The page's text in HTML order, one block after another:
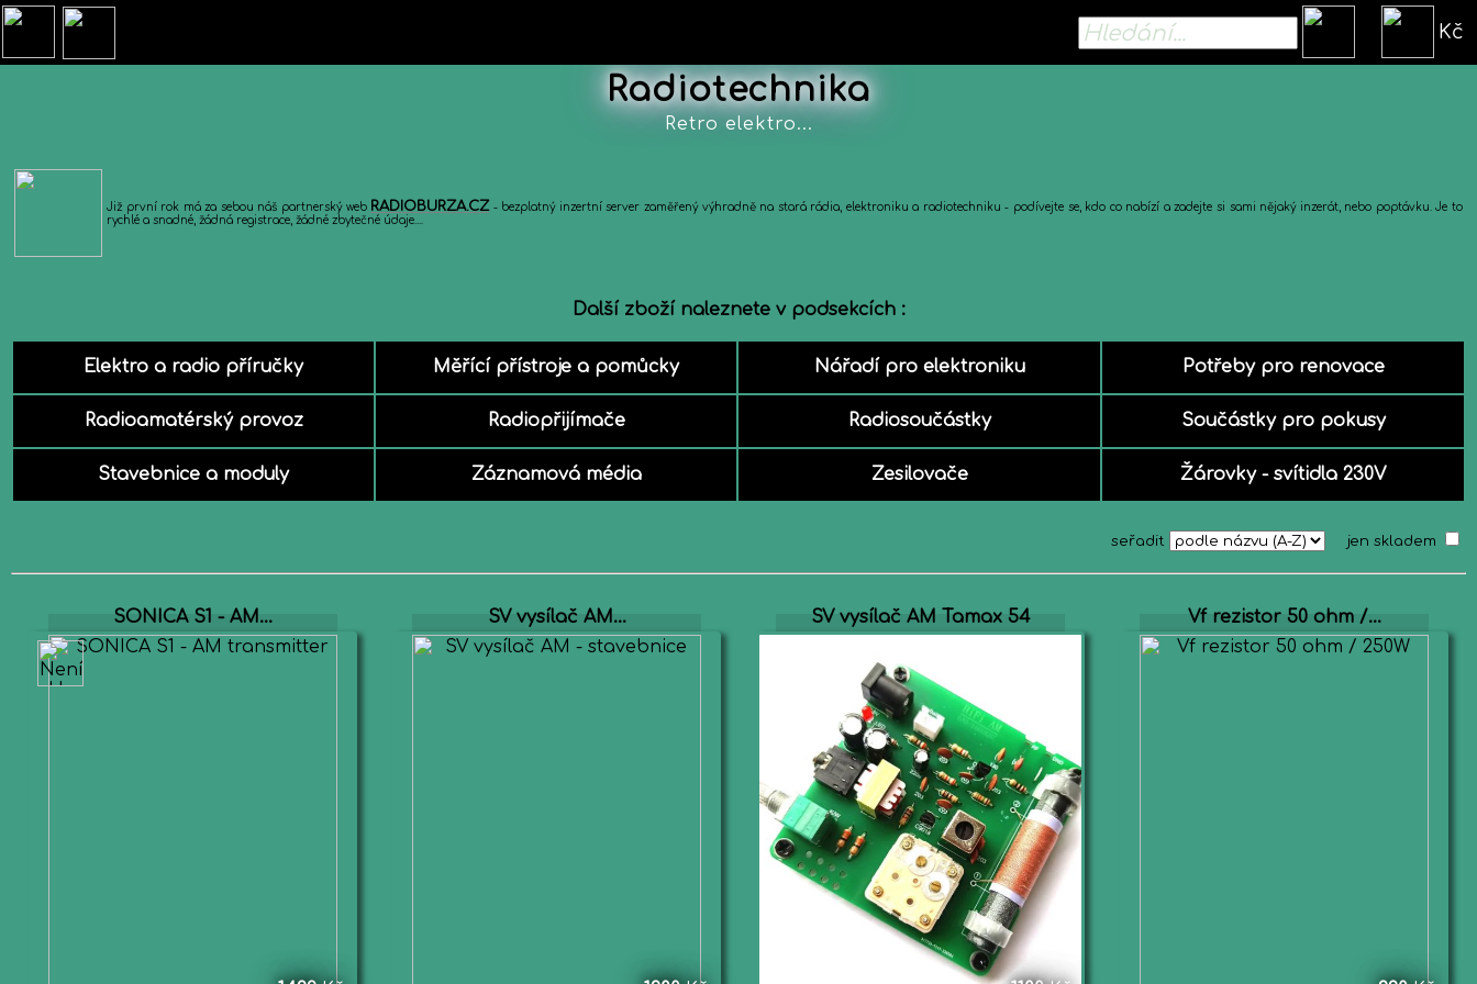
Kč
Radiotechnika
Retro elektro...
Již první rok má za sebou náš partnerský web RADIOBURZA.CZ - bezplatný inzertní server zaměřený výhradně na stará rádia, elektroniku a radiotechniku - podívejte se, kdo co nabízí a zadejte si sami nějaký inzerát, nebo poptávku. Je to
rychlé a snadné, žádná registrace, žádné zbytečné údaje....
Další zboží naleznete v podsekcích :
Elektro a radio příručky Měřící přístroje a pomůcky Nářadí pro elektroniku Potřeby pro renovace
Radioamatérský provoz Radiopřijímače Radiosoučástky Součástky pro pokusy
Stavebnice a moduly Záznamová média Zesilovače Žárovky - svítidla 230V
seřadit jen skladem
SONICA S1 - AM... SV vysílač AM... SV vysílač AM Tamax 54 Vf rezistor 50 ohm /...